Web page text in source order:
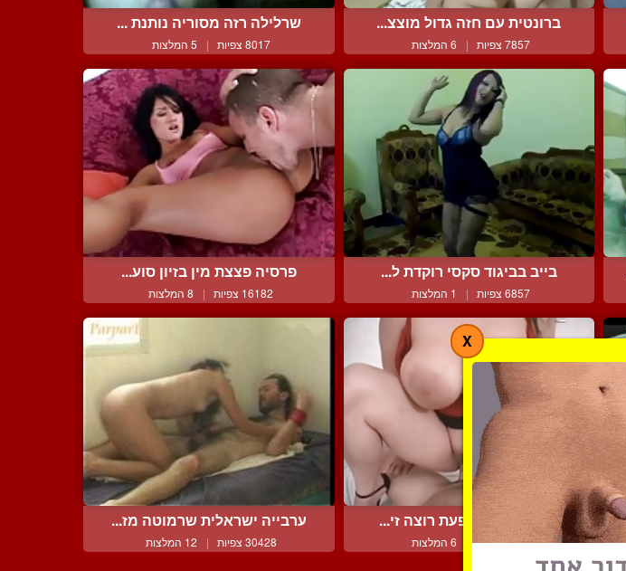
ברונטית עם חזה גדול מוצצ...
7857 צפיות | 6 המלצות
שרלילה רזה מסוריה נותנת ...
8017 צפיות | 5 המלצות
בייב בביגוד סקסי רוקדת ל...
6857 צפיות | 1 המלצות
פרסיה פצצת מין בזיון סוע...
16182 צפיות | 8 המלצות
דולי קומר השופעת רוצה זי...
7694 צפיות | 6 המלצות
ערבייה ישראלית שרמוטה מז...
30428 צפיות | 12 המלצות
X